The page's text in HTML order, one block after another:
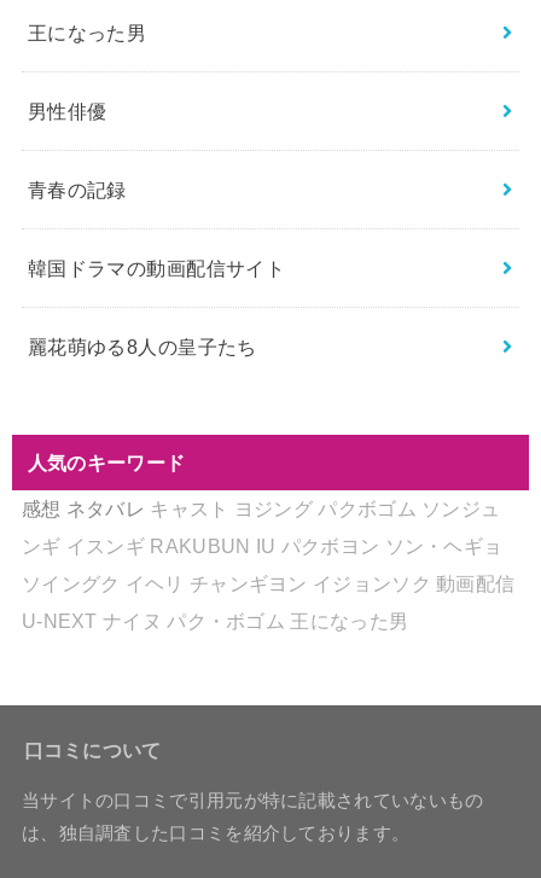
王になった男
男性俳優
青春の記録
韓国ドラマの動画配信サイト
麗花萌ゆる8人の皇子たち
人気のキーワード
感想 ネタバレ キャスト ヨジング パクボゴム ソンジュ
ンギ イスンギ RAKUBUN IU パクボヨン ソン・ヘギョ
ソイングク イヘリ チャンギヨン イジョンソク 動画配信
U-NEXT ナイヌ パク・ボゴム 王になった男
口コミについて
当サイトの口コミで引用元が特に記載されていないもの
は、独自調査した口コミを紹介しております。